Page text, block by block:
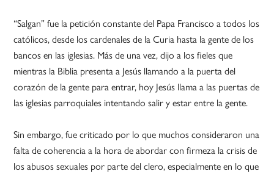
“Salgan” fue la petición constante del Papa Francisco a todos los
católicos, desde los cardenales de la Curia hasta la gente de los
bancos en las iglesias. Más de una vez, dijo a los fieles que
mientras la Biblia presenta a Jesús llamando a la puerta del
corazón de la gente para entrar, hoy Jesús llama a las puertas de
las iglesias parroquiales intentando salir y estar entre la gente.
Sin embargo, fue criticado por lo que muchos consideraron una
falta de coherencia a la hora de abordar con firmeza la crisis de
los abusos sexuales por parte del clero, especialmente en lo que